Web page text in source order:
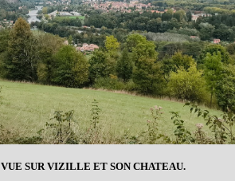
VUE SUR VIZILLE ET SON CHATEAU.